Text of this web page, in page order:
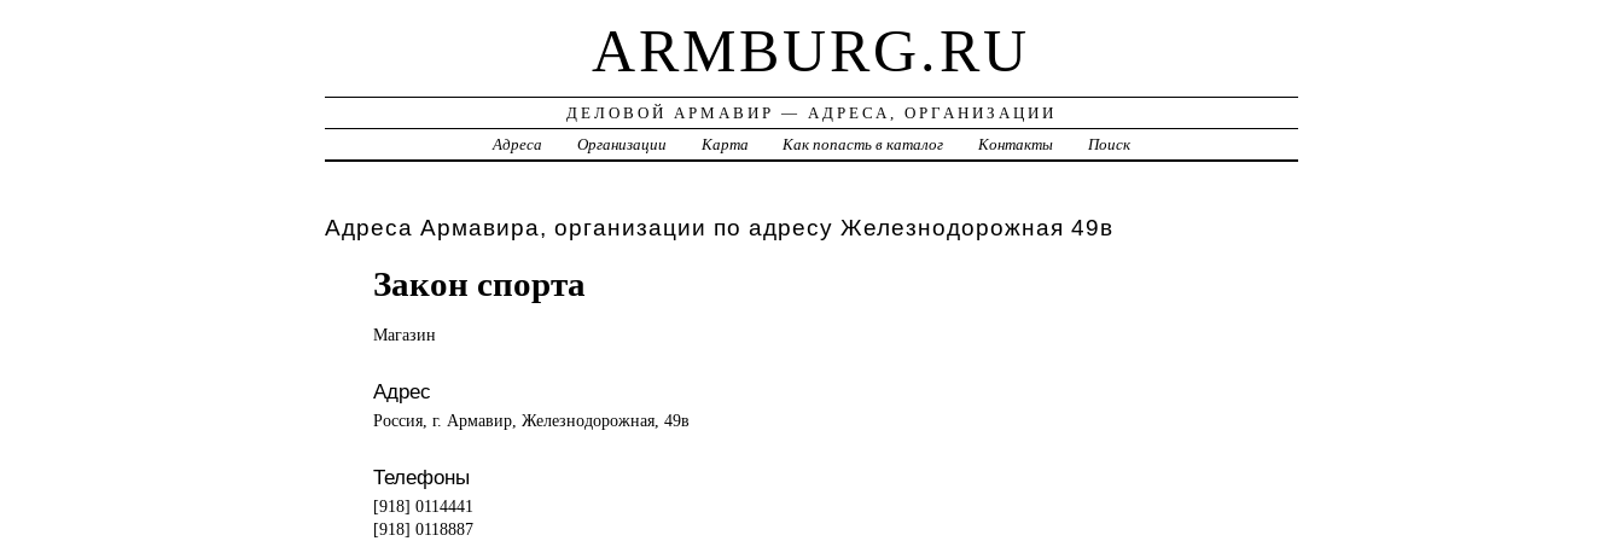
ARMBURG.RU
ДЕЛОВОЙ АРМАВИР — АДРЕСА, ОРГАНИЗАЦИИ
Адреса
Организации Карта Как попасть в каталог Контакты Поиск
Адреса Армавира, организации по адресу Железнодорожная 49в
Закон спорта
Магазин
Адрес
Россия, г. Армавир, Железнодорожная, 49в
Телефоны
[918] 0114441
[918] 0118887